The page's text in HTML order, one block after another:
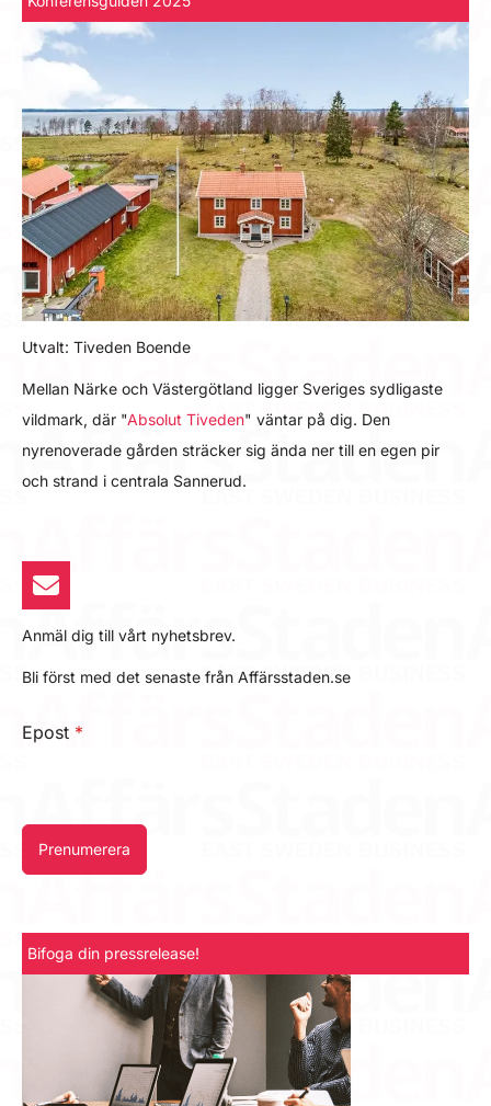
Utvalt: Tiveden Boende
Mellan Närke och Västergötland ligger Sveriges sydligaste
vildmark, där "Absolut Tiveden" väntar på dig. Den
nyrenoverade gården sträcker sig ända ner till en egen pir
och strand i centrala Sannerud.
Anmäl dig till vårt nyhetsbrev.
Bli först med det senaste från Affärsstaden.se
Epost *
Prenumerera
Bifoga din pressrelease!